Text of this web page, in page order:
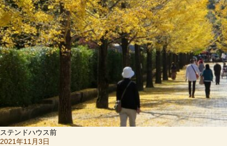
ステンドハウス前
投
2021年11月3日